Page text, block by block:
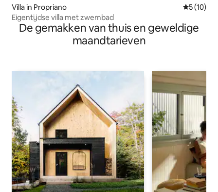
Villa in Propriano
5 (10)
Eigentijdse villa met zwembad
De gemakken van thuis en geweldige
maandtarieven